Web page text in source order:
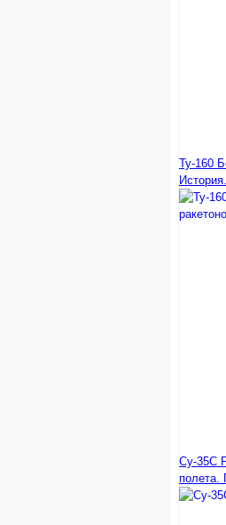
Ту-160
Су-35С
полета.